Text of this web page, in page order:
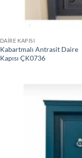
DAIRE KAPISI
Kabartmalı Antrasit Daire
Kapısı ÇK0736